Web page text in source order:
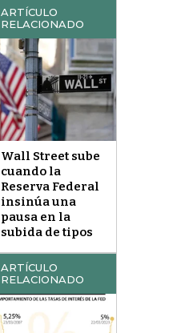
ARTÍCULO
RELACIONADO
Wall Street sube
cuando la
Reserva Federal
insinúa una
pausa en la
subida de tipos
ARTÍCULO
RELACIONADO